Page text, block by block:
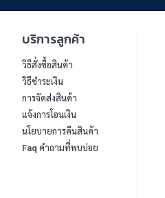
บริการลูกค้า
วิธีสั่งซื้อสินค้า
วิธีชำระเงิน
การจัดส่งสินค้า
แจ้งการโอนเงิน
นโยบายการคืนสินค้า
Faq คำถามที่พบบ่อย